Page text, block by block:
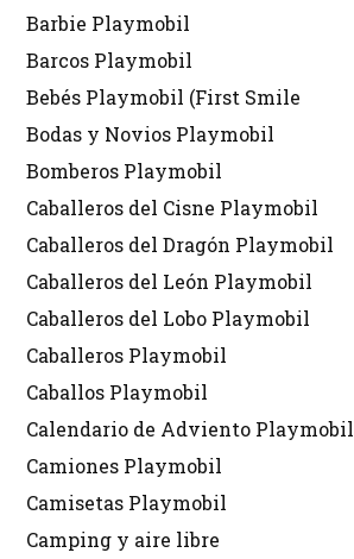
Barbie Playmobil
Barcos Playmobil
Bebés Playmobil (First Smile
Bodas y Novios Playmobil
Bomberos Playmobil
Caballeros del Cisne Playmobil
Caballeros del Dragón Playmobil
Caballeros del León Playmobil
Caballeros del Lobo Playmobil
Caballeros Playmobil
Caballos Playmobil
Calendario de Adviento Playmobil
Camiones Playmobil
Camisetas Playmobil
Camping y aire libre